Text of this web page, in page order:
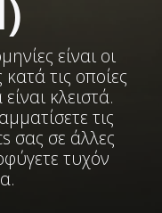
είναι οι
τις οποίες
κλειστά.
τις
σας σε άλλες
τυχόν